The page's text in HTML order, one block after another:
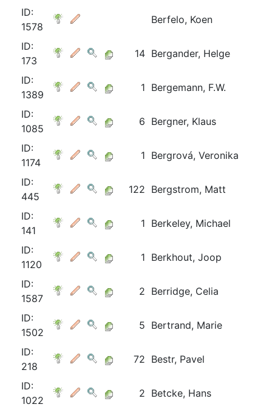
ID:
1578
Berfelo, Koen
ID:
173
14 Bergander, Helge
ID:
1389
1 Bergemann, F.W.
ID:
1085
6 Bergner, Klaus
ID:
1174
1 Bergrová, Veronika
ID:
445
122 Bergstrom, Matt
ID:
141
1 Berkeley, Michael
ID:
1120
1 Berkhout, Joop
ID:
1587
2 Berridge, Celia
ID:
1502
5 Bertrand, Marie
ID:
218
72 Bestr, Pavel
ID:
1022
2 Betcke, Hans